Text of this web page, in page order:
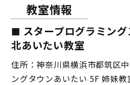
教室情報
スタープログラミン
北あいたい教室
住所：神奈川県横浜市都筑区
ングタウンあいたい 5F 姉妹